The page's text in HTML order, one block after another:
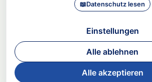
© 2026 Dr. med Heidi Gößlinghoff |
Datenschutz|AGBs